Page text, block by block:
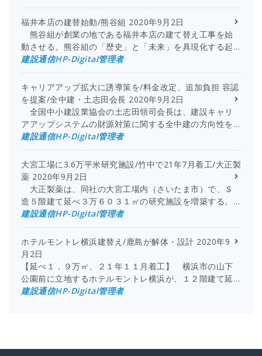
福井本店の建替始動/熊谷組 2020年9月2日
熊谷組が創業の地である福井本店の建て替え工事を始
動させる。熊谷組の「歴史」と「未来」を具現化する起…
建設通信HP-Digital管理者
キャリアアップ拡大に誘導策を/料金改定、追加負担 容認
を提案/全中建・土志田会長 2020年9月2日
全国中小建設業協会の土志田領司会長は、建設キャリ
アアップシステムの財源対策に関する全中建の方向性を…
建設通信HP-Digital管理者
大宮工場に3.6万平米研究施設/竹中で21年7月着工/大正製
薬 2020年9月2日
大正製薬は、同社の大宮工場内（さいたま市）で、Ｓ
造５階建て延べ３万６０３１㎡の研究施設を増築する。…
建設通信HP-Digital管理者
ホテルモントレ横浜建替え/鹿島が解体・設計 2020年9
月2日
【延べ１．９万㎡、２１年１１月着工】 横浜市の山下
公園前に立地するホテルモントレ横浜が、１２階建て延…
建設通信HP-Digital管理者